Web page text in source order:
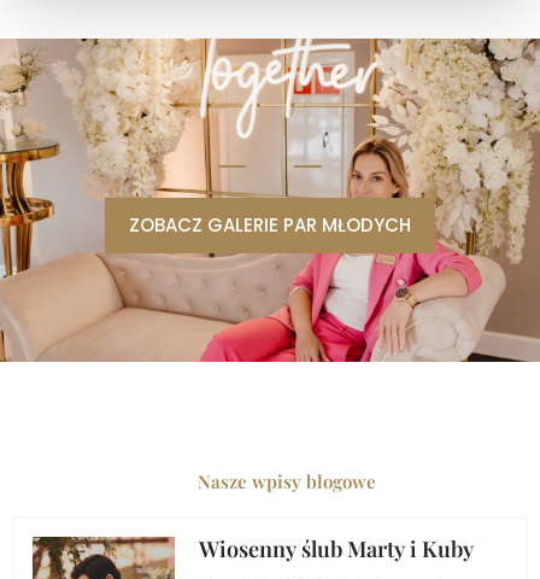
ZOBACZ GALERIE PAR MŁODYCH
Nasze wpisy blogowe
Wiosenny ślub Marty i Kuby